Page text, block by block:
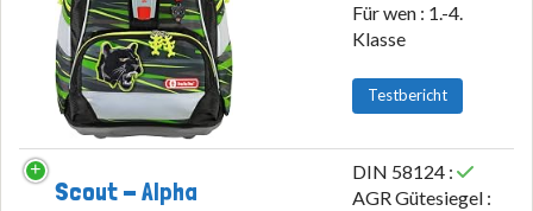
Für wen : 1.-4.
Klasse
Testbericht
Scout - Alpha
DIN 58124 :
AGR Gütesiegel :